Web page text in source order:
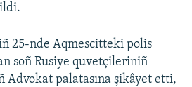
25-nde Aqmescitteki polis
soñ Rusiye quvetçileriniñ
Advokat palatasına şikâyet etti,